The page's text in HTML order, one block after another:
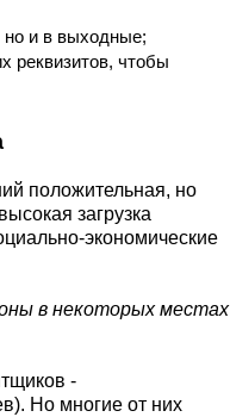
но и в выходные;
реквизитов, чтобы
положительная, но
загрузка
экономические
в некоторых местах
-
Но многие от них